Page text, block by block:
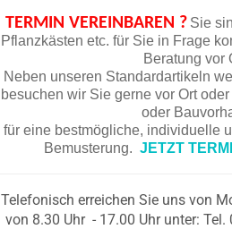
TERMIN VEREINBAREN ? Sie
Pflanzkästen etc. für Sie in Frage
Beratung vor
Neben unseren Standardartikeln
besuchen wir Sie gerne vor Ort
oder
für eine bestmögliche, individuelle
Bemusterung. JETZT
Telefonisch erreichen Sie uns von
von 8.30 Uhr - 17.00 Uhr unter: